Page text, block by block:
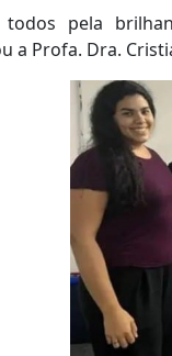
todos pela
a Profa. Dra.